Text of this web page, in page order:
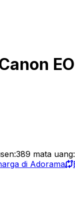
mata
di Adorama